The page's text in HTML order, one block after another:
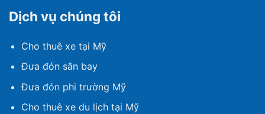
Dịch vụ chúng tôi
Cho thuê xe tại Mỹ
Đưa đón sân bay
Đưa đón phi trường Mỹ
Cho thuê xe du lịch tại Mỹ